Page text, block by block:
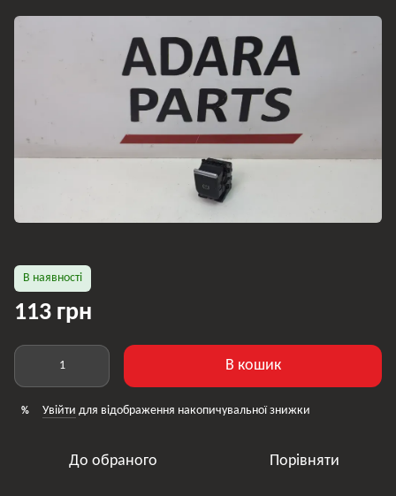
В наявності
113 грн
В кошик
% Увійти для відображення накопичувальної знижки
До обраного Порівняти